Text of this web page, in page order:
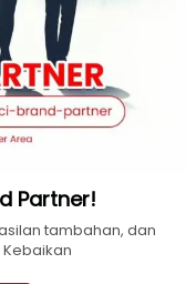
Partner!
tambahan, dan